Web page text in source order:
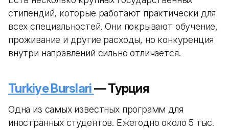
стипендий, которые работают практически для
всех специальностей. Они покрывают обучение,
проживание и другие расходы, но конкуренция
внутри направлений сильно отличается.
Turkiye Burslari— Турция
Одна из самых известных программ для
иностранных студентов. Ежегодно около 5 тыс.